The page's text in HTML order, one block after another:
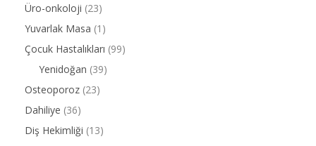
Üro-onkoloji (23)
Yuvarlak Masa (1)
Çocuk Hastalıkları (99)
Yenidoğan (39)
Osteoporoz (23)
Dahiliye (36)
Diş Hekimliği (13)